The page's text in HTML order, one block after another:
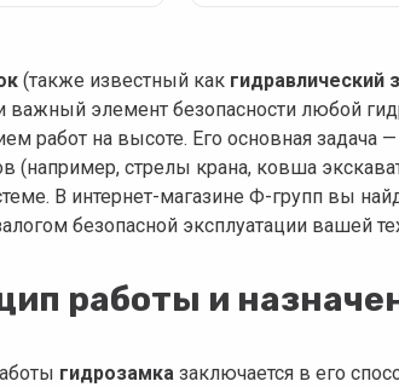
(также известный как гидравлический
важный элемент безопасности любой
работ на высоте. Его основная задача
(например, стрелы крана, ковша
В интернет-магазине Ф-групп вы
безопасной эксплуатации вашей
работы и
гидрозамка заключается в его